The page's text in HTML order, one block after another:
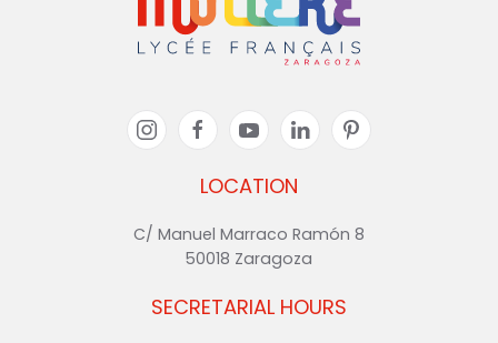
LOCATION
C/ Manuel Marraco Ramón 8
50018 Zaragoza
SECRETARIAL HOURS